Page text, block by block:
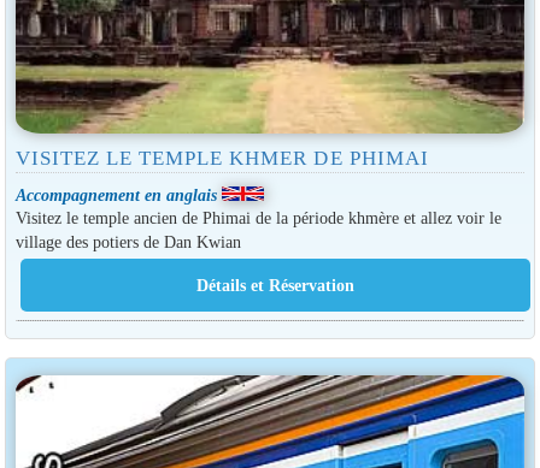
VISITEZ LE TEMPLE KHMER DE PHIMAI
Accompagnement en anglais
Visitez le temple ancien de Phimai de la période khmère et allez voir le
village des potiers de Dan Kwian